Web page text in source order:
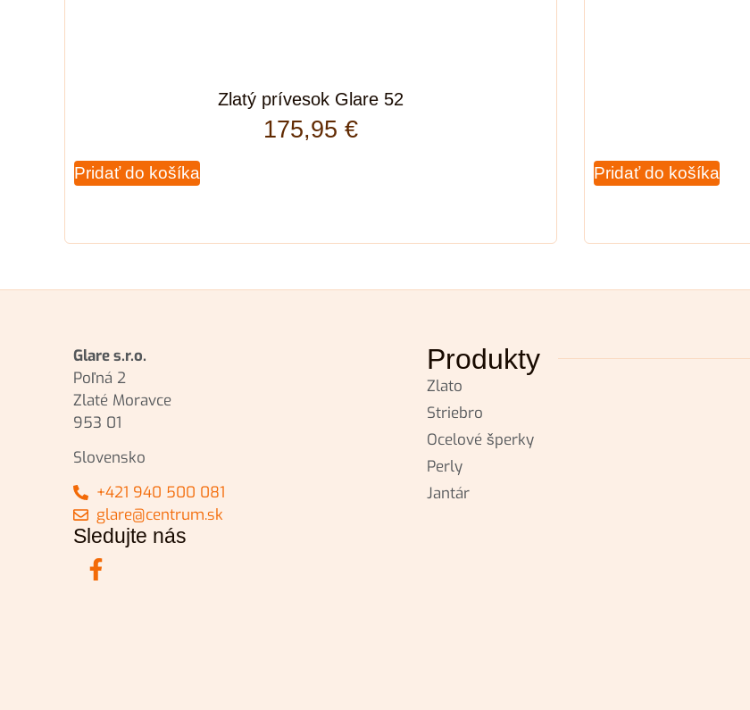
Zlatý prívesok Glare 52
175,95 €
Pridať do košíka Pridať do košíka
Glare s.r.o.
Poľná 2
Zlaté Moravce
953 01
Slovensko
+421 940 500 081
glare@centrum.sk
Sledujte nás
Produkty
Zlato
Striebro
Ocelové šperky
Perly
Jantár